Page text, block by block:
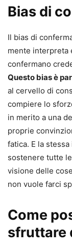
Bias di
Il bias di
mente interpreta
confermano
Questo bias è
al cervello di
compiere lo
in merito a una
proprie
fatica. E la
sostenere tutte
visione delle
non vuole farci
Come
sfruttare